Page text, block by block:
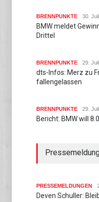
BRENNPUNKTE 30.
BMW meldet
Drittel
BRENNPUNKTE 29.
dts-Infos: Merz zu
fallengelassen
BRENNPUNKTE 29.
Bericht: BMW will
PRESSEMELDUNGEN
Deven Schuller: